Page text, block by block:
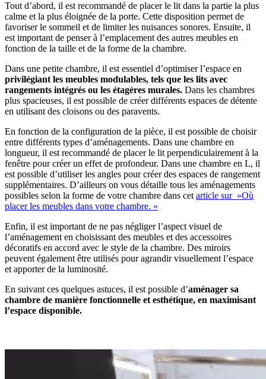
Tout d’abord, il est recommandé de placer le lit dans la partie la plus
calme et la plus éloignée de la porte. Cette disposition permet de
favoriser le sommeil et de limiter les nuisances sonores. Ensuite, il
est important de penser à l’emplacement des autres meubles en
fonction de la taille et de la forme de la chambre.
Dans une petite chambre, il est essentiel d’optimiser l’espace en
privilégiant les meubles modulables, tels que les lits avec
rangements intégrés ou les étagères murales. Dans les chambres
plus spacieuses, il est possible de créer différents espaces de détente
en utilisant des cloisons ou des paravents.
En fonction de la configuration de la pièce, il est possible de choisir
entre différents types d’aménagements. Dans une chambre en
longueur, il est recommandé de placer le lit perpendiculairement à la
fenêtre pour créer un effet de profondeur. Dans une chambre en L, il
est possible d’utiliser les angles pour créer des espaces de rangement
supplémentaires. D’ailleurs on vous détaille tous les aménagements
possibles selon la forme de votre chambre dans cet article sur »Où
placer les meubles dans votre chambre. »
Enfin, il est important de ne pas négliger l’aspect visuel de
l’aménagement en choisissant des meubles et des accessoires
décoratifs en accord avec le style de la chambre. Des miroirs
peuvent également être utilisés pour agrandir visuellement l’espace
et apporter de la luminosité.
En suivant ces quelques astuces, il est possible d’aménager sa
chambre de manière fonctionnelle et esthétique, en maximisant
l’espace disponible.